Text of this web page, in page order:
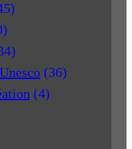
(36)
(4)